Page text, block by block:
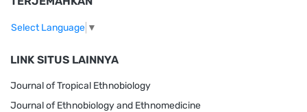
Select Language ▼
LINK SITUS LAINNYA
Journal of Tropical Ethnobiology
Journal of Ethnobiology and Ethnomedicine